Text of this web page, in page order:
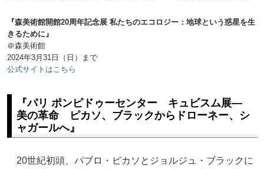
『森美術館開館20周年記念展 私たちのエコロジー：地球という惑星を生
きるために』
＠森美術館
2024年3月31日（日）まで
公式サイトはこちら
『パリ ポンピドゥーセンター キュビスム展—
美の革命 ピカソ、ブラックからドローネー、シ
ャガールへ』
20世紀初頭、パブロ・ピカソとジョルジュ・ブラックに